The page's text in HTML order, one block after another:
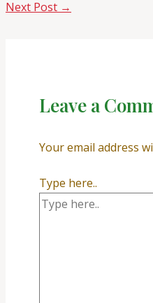
Next Post →
Leave a
Your email address
Type here..